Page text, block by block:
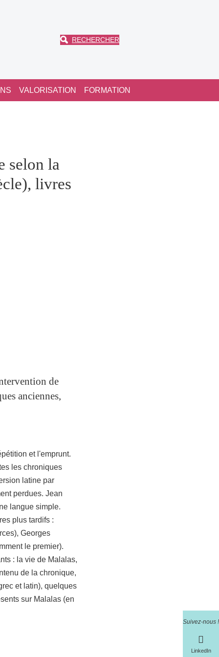
Suivez-nous !
LinkedIn
RECHERCHER
VALORISATION FORMATION
selon la
livres
de
anciennes,
et l'emprunt.
les chroniques
latine par
perdues. Jean
langue simple.
plus tardifs :
Georges
le premier).
: la vie de Malalas,
de la chronique,
et latin), quelques
sur Malalas (en